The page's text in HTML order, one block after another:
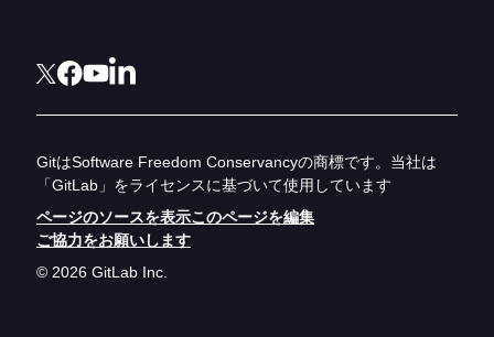
GitはSoftware Freedom Conservancyの商標です。当社は
「GitLab」をライセンスに基づいて使用しています
ページのソースを表示このページを編集
ご協力をお願いします
© 2026 GitLab Inc.